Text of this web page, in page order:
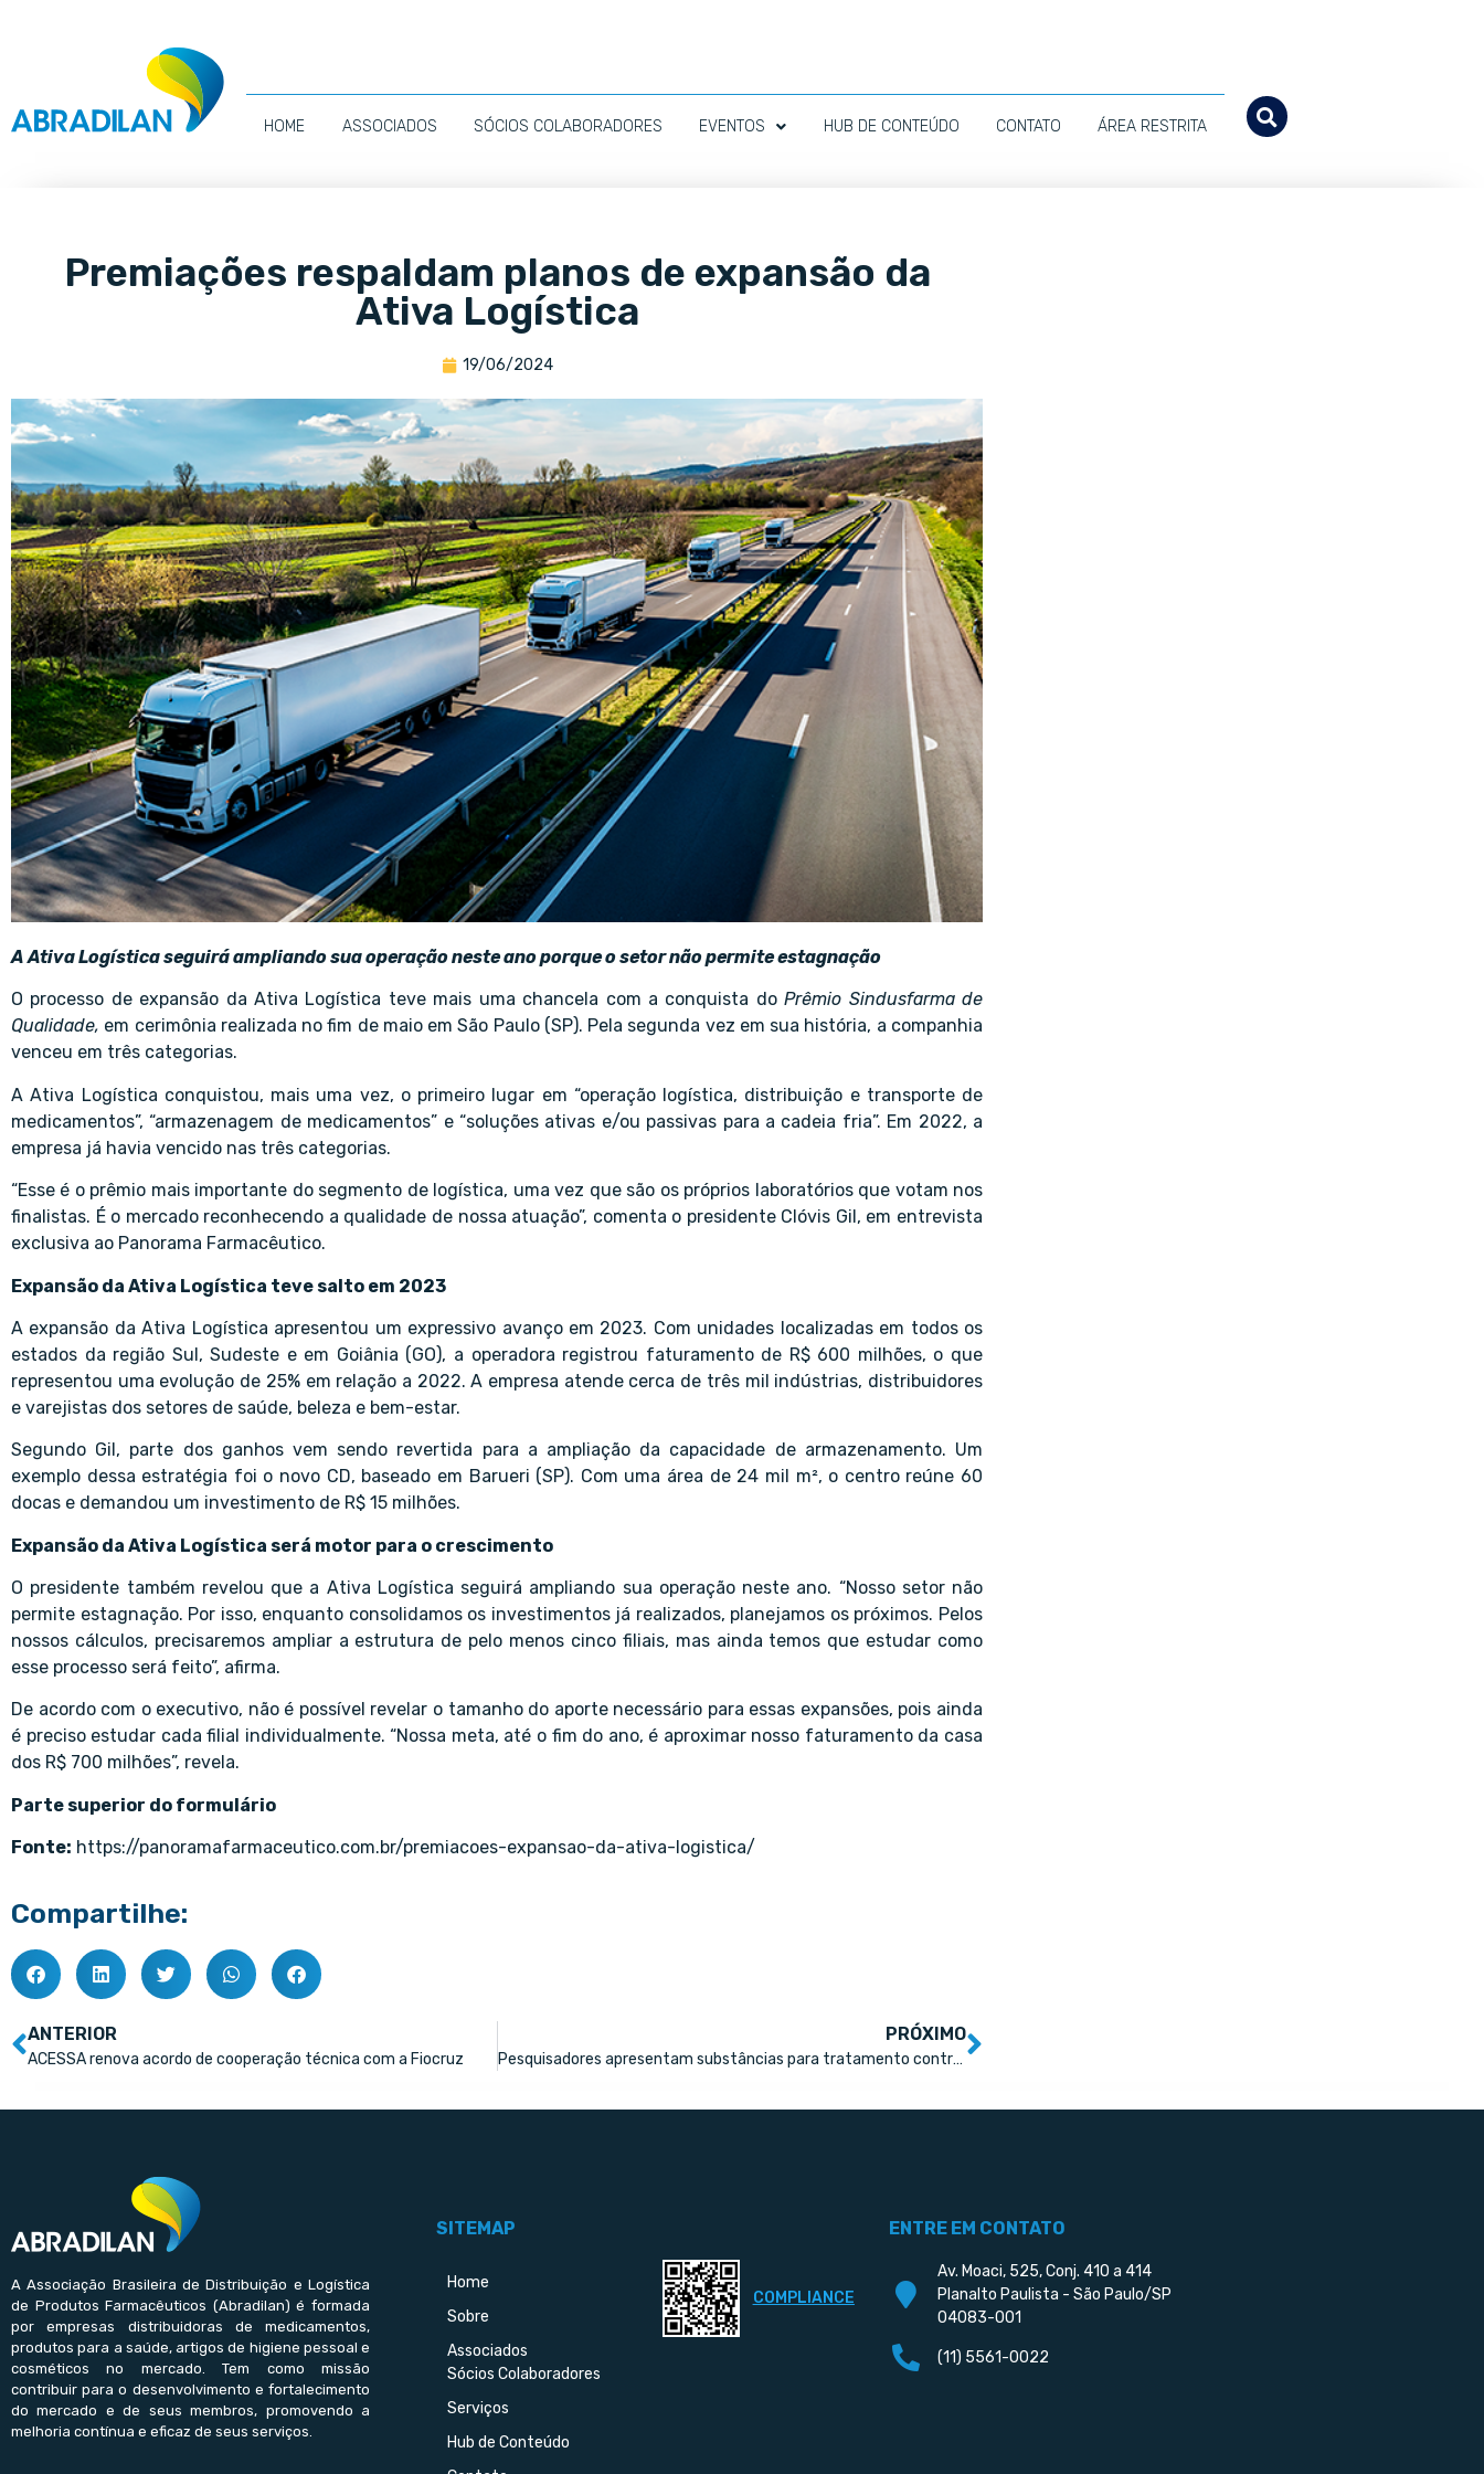
HOME ASSOCIADOS SÓCIOS COLABORADORES EVENTOS HUB DE CONTEÚDO CONTATO ÁREA RESTRITA
Premiações respaldam planos de expansão da
Ativa Logística
19/06/2024
A Ativa Logística seguirá ampliando sua operação neste ano porque o setor não permite estagnação
O processo de expansão da Ativa Logística teve mais uma chancela com a conquista doPrêmio Sindusfarma de
Qualidade, em cerimônia realizada no fim de maio em São Paulo (SP). Pela segunda vez em sua história, a companhia
venceu em três categorias.
A Ativa Logística conquistou, mais uma vez, o primeiro lugar em “operação logística, distribuição e transporte de
medicamentos”, “armazenagem de medicamentos” e “soluções ativas e/ou passivas para a cadeia fria”. Em 2022, a
empresa já havia vencido nas três categorias.
“Esse é o prêmio mais importante do segmento de logística, uma vez que são os próprios laboratórios que votam nos
finalistas. É o mercado reconhecendo a qualidade de nossa atuação”, comenta o presidente Clóvis Gil, em entrevista
exclusiva ao Panorama Farmacêutico.
Expansão da Ativa Logística teve salto em 2023
A expansão da Ativa Logística apresentou um expressivo avanço em 2023. Com unidades localizadas em todos os
estados da região Sul, Sudeste e em Goiânia (GO), a operadora registrou faturamento de R$ 600 milhões, o que
representou uma evolução de 25% em relação a 2022. A empresa atende cerca de três mil indústrias, distribuidores
e varejistas dos setores de saúde, beleza e bem-estar.
Segundo Gil, parte dos ganhos vem sendo revertida para a ampliação da capacidade de armazenamento. Um
exemplo dessa estratégia foi o novo CD, baseado em Barueri (SP). Com uma área de 24 mil m², o centro reúne 60
docas e demandou um investimento de R$ 15 milhões.
Expansão da Ativa Logística será motor para o crescimento
O presidente também revelou que a Ativa Logística seguirá ampliando sua operação neste ano. “Nosso setor não
permite estagnação. Por isso, enquanto consolidamos os investimentos já realizados, planejamos os próximos. Pelos
nossos cálculos, precisaremos ampliar a estrutura de pelo menos cinco filiais, mas ainda temos que estudar como
esse processo será feito”, afirma.
De acordo com o executivo, não é possível revelar o tamanho do aporte necessário para essas expansões, pois ainda
é preciso estudar cada filial individualmente. “Nossa meta, até o fim do ano, é aproximar nosso faturamento da casa
dos R$ 700 milhões”, revela.
Parte superior do formulário
Fonte: https://panoramafarmaceutico.com.br/premiacoes-expansao-da-ativa-logistica/
Compartilhe:
ANTERIOR
ACESSA renova acordo de cooperação técnica com a Fiocruz
PRÓXIMO
Pesquisadores apresentam substâncias para tratamento contra o Covid
A Associação Brasileira de Distribuição e Logística
de Produtos Farmacêuticos (Abradilan) é formada
por empresas distribuidoras de medicamentos,
produtos para a saúde, artigos de higiene pessoal e
cosméticos no mercado. Tem como missão
contribuir para o desenvolvimento e fortalecimento
do mercado e de seus membros, promovendo a
melhoria contínua e eficaz de seus serviços.
SITEMAP
Home
Sobre
Associados
Sócios Colaboradores
Serviços
Hub de Conteúdo
COMPLIANCE
ENTRE EM CONTATO
Av. Moaci, 525, Conj. 410 a 414
Planalto Paulista - São Paulo/SP
04083-001
(11) 5561-0022